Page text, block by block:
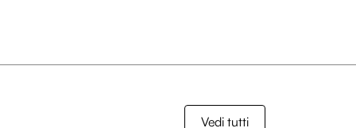
Vedi tutti